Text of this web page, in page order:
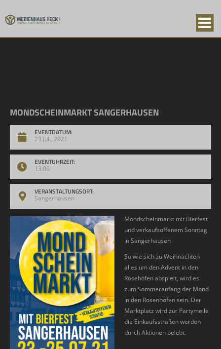
MONDSCHEINMARKT SANGERHAUSEN
EVENTDATUM:
23 Juli, 2021
EVENTUHRZEIT:
13:00
VERANSTALTUNGSORT:
Sangerhausen
Mondscheinmarkt mit Bierfest
und verkaufsoffenem Sonntag
in Sangerhausen
So wie sich zu Weihnachten
alles um den Advent in den
Rosehöfen abspielt, wird es
zum Sommeranfang der Mond
in den Rosenhöfen sein. Der
Marktplatz wird zur Partymeile
die Einkaufsstraßen werden
durch Aktionen belebt.